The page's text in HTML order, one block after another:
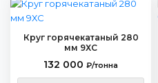
Круг горячекатаный 280
мм 9ХС
132 000 ₽/тонна